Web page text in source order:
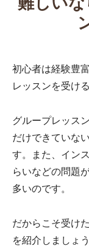
初心者は経験豊
レッスンを受け
グループレッス
だけできていな
す。また、イン
らいなどの問題
多いのです。
だからこそ受け
を紹介しましょう